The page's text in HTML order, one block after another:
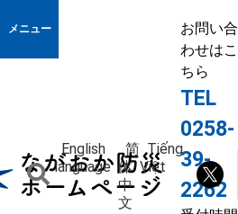
メニュー
お問い合
わせはこ
ちら
TEL
0258-
39-
2262
English
language
简
体
中
文
Tiếng
Việt